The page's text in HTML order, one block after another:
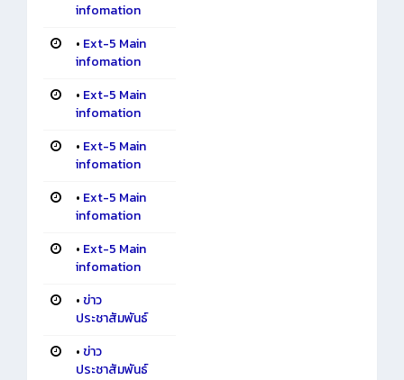
infomation
• Ext-5 Main
infomation
• Ext-5 Main
infomation
• Ext-5 Main
infomation
• Ext-5 Main
infomation
• Ext-5 Main
infomation
• ข่าว
ประชาสัมพันธ์
• ข่าว
ประชาสัมพันธ์